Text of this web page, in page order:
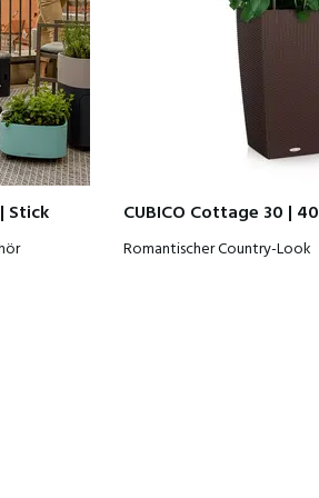
Stick CUBICO Cottage 30 | 40
Romantischer Country-Look